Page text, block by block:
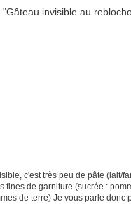
c'est très peu de pâte (lait/
fines de garniture (sucrée :
de terre) Je vous parle donc